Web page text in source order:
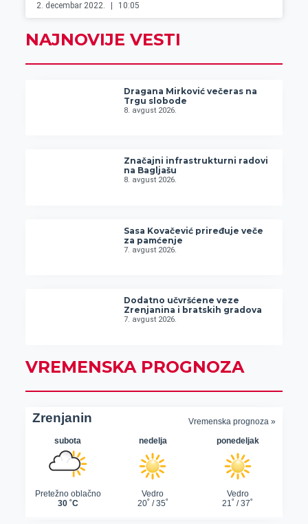
2. decembar 2022. 10:05
NAJNOVIJE VESTI
Dragana Mirković večeras na
Trgu slobode
8. avgust 2026.
Značajni infrastrukturni radovi
na Bagljašu
8. avgust 2026.
Sasa Kovačević priređuje veče
za pamćenje
7. avgust 2026.
Dodatno učvršćene veze
Zrenjanina i bratskih gradova
7. avgust 2026.
VREMENSKA PROGNOZA